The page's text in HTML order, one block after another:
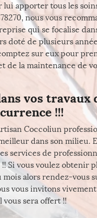
apporter tous les
nous vous
qui se focalise
doté de plusieurs
sur eux pour
de la maintenance de
vos travaux
!!!
Coccoliun
dans son milieu.
services de
Si vous voulez obtenir
alors rendez-vous
vous invitons
sera offert !!